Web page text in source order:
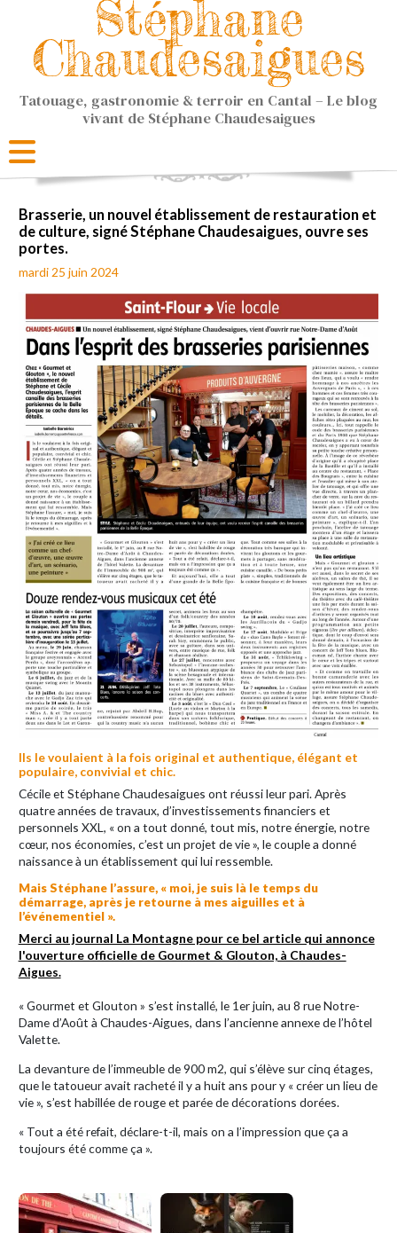
Stéphane
Chaudesaigues
Tatouage, gastronomie & terroir en Cantal – Le blog
vivant de Stéphane Chaudesaigues
Brasserie, un nouvel établissement de restauration et
de culture, signé Stéphane Chaudesaigues, ouvre ses
portes.
mardi 25 juin 2024
Ils le voulaient à la fois original et authentique, élégant et
populaire, convivial et chic.
Cécile et Stéphane Chaudesaigues ont réussi leur pari. Après
quatre années de travaux, d’investissements financiers et
personnels XXL, « on a tout donné, tout mis, notre énergie, notre
cœur, nos économies, c’est un projet de vie », le couple a donné
naissance à un établissement qui lui ressemble.
Mais Stéphane l’assure, « moi, je suis là le temps du
démarrage, après je retourne à mes aiguilles et à
l’événementiel ».
Merci au journal La Montagne pour ce bel article qui annonce
l'ouverture officielle de Gourmet & Glouton, à Chaudes-
Aigues.
« Gourmet et Glouton » s’est installé, le 1er juin, au 8 rue Notre-
Dame d’Août à Chaudes-Aigues, dans l’ancienne annexe de l’hôtel
Valette.
La devanture de l’immeuble de 900 m2, qui s’élève sur cinq étages,
que le tatoueur avait racheté il y a huit ans pour y « créer un lieu de
vie », s’est habillée de rouge et parée de décorations dorées.
« Tout a été refait, déclare-t-il, mais on a l’impression que ça a
toujours été comme ça ».